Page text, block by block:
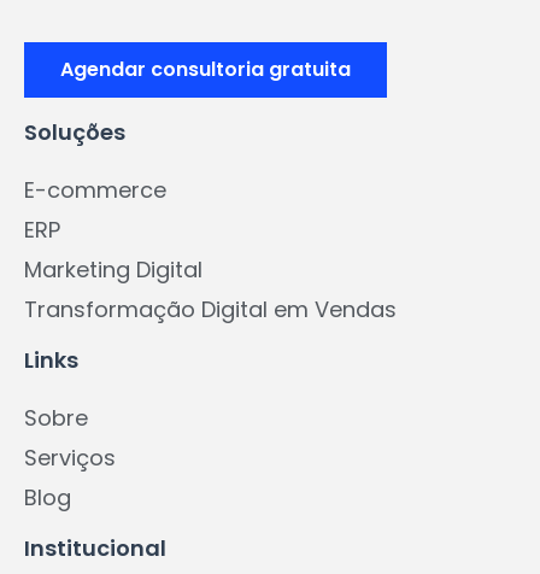
Agendar consultoria gratuita
Soluções
E-commerce
ERP
Marketing Digital
Transformação Digital em Vendas
Links
Sobre
Serviços
Blog
Institucional